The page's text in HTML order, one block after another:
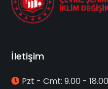
İletişim
Pzt - Cmt: 9.00 - 18.00